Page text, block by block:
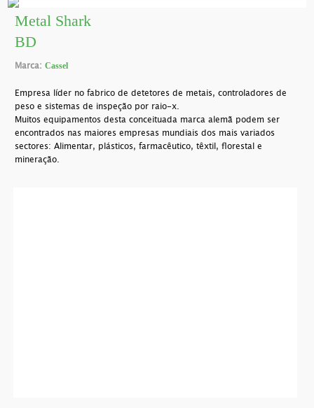
Metal Shark
BD
Marca:Cassel
Empresa líder no fabrico de detetores de metais, controladores de
peso e sistemas de inspeção por raio-x.
Muitos equipamentos desta conceituada marca alemã podem ser
encontrados nas maiores empresas mundiais dos mais variados
sectores: Alimentar, plásticos, farmacêutico, têxtil, florestal e
mineração.